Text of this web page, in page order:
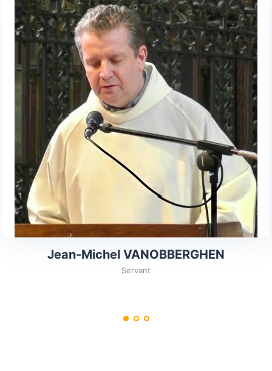
Jean-Michel VANOBBERGHEN
Servant